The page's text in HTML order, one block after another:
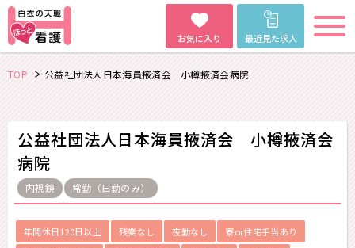
お気に入り 最近見た求人
TOP 公益社団法人日本海員掖済会 小樽掖済会病院
公益社団法人日本海員掖済会 小樽掖済会
病院
内視鏡 常勤（日勤のみ）
年間休日120日以上 残業なし 夜勤なし
寮or住宅手当あり